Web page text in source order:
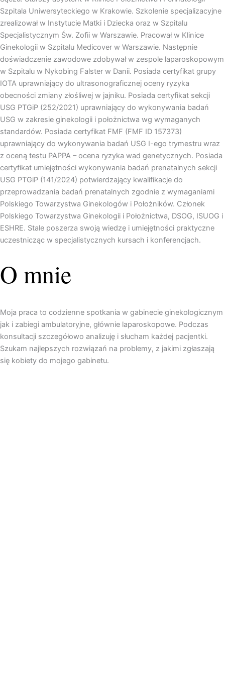
Szpitala Uniwersyteckiego w Krakowie. Szkolenie specjalizacyjne
zrealizował w Instytucie Matki i Dziecka oraz w Szpitalu
Specjalistycznym Św. Zofii w Warszawie. Pracował w Klinice
Ginekologii w Szpitalu Medicover w Warszawie. Następnie
doświadczenie zawodowe zdobywał w zespole laparoskopowym
w Szpitalu w Nykobing Falster w Danii. Posiada certyfikat grupy
IOTA uprawniający do ultrasonograficznej oceny ryzyka
obecności zmiany złośliwej w jajniku. Posiada certyfikat sekcji
USG PTGiP (252/2021) uprawniający do wykonywania badań
USG w zakresie ginekologii i położnictwa wg wymaganych
standardów. Posiada certyfikat FMF (FMF ID 157373)
uprawniający do wykonywania badań USG I-ego trymestru wraz
z oceną testu PAPPA – ocena ryzyka wad genetycznych. Posiada
certyfikat umiejętności wykonywania badań prenatalnych sekcji
USG PTGiP (141/2024) potwierdzający kwalifikacje do
przeprowadzania badań prenatalnych zgodnie z wymaganiami
Polskiego Towarzystwa Ginekologów i Położników. Członek
Polskiego Towarzystwa Ginekologii i Położnictwa, DSOG, ISUOG i
ESHRE. Stale poszerza swoją wiedzę i umiejętności praktyczne
uczestnicząc w specjalistycznych kursach i konferencjach.
O mnie
Moja praca to codzienne spotkania w gabinecie ginekologicznym
jak i zabiegi ambulatoryjne, głównie laparoskopowe. Podczas
konsultacji szczegółowo analizuję i słucham każdej pacjentki.
Szukam najlepszych rozwiązań na problemy, z jakimi zgłaszają
się kobiety do mojego gabinetu.